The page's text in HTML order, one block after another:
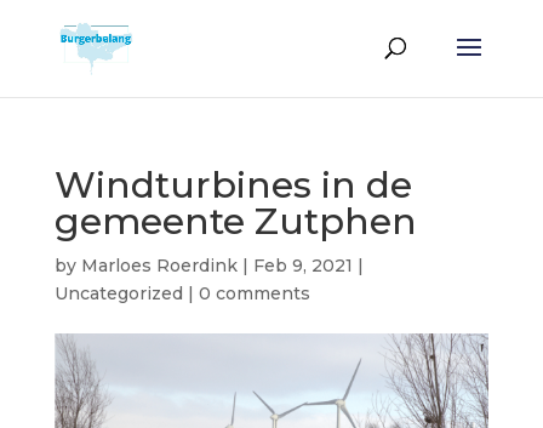
Windturbines in de
gemeente Zutphen
by Marloes Roerdink| Feb 9, 2021 |
Uncategorized | 0 comments